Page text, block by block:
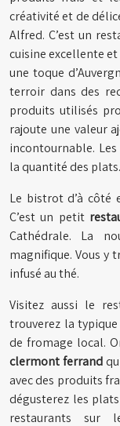
créativité et de
Alfred. C’est un
cuisine excellente
une toque
terroir dans des
produits utilisés
rajoute une valeur
incontournable.
la quantité des plats.
Le bistrot d’à côté
C’est un petit
Cathédrale. La
magnifique. Vous y
infusé au thé.
Visitez aussi le
trouverez la
de fromage local.
clermont ferrand
avec des produits
dégusterez les
restaurants sur